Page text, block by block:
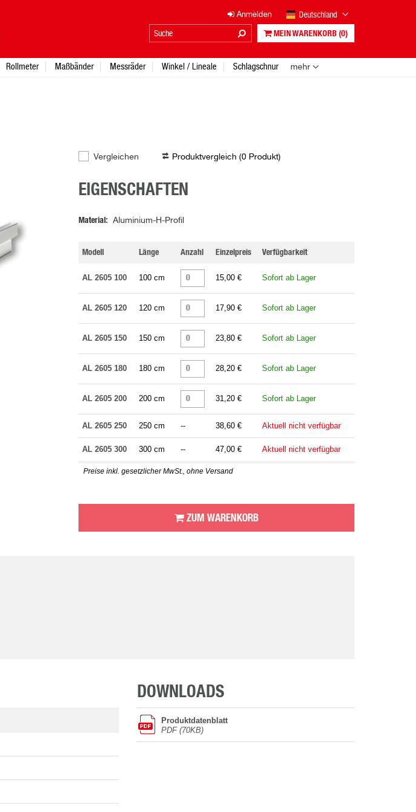
Vergleichen Produktvergleich (0 Produkt)
EIGENSCHAFTEN
Material Aluminium-H-Profil
Modell Länge Anzahl Einzelpreis Verfügbarkeit
AL 2605 100 100 cm 15,00 € Sofort ab Lager
AL 2605 120 120 cm 17,90 € Sofort ab Lager
AL 2605 150 150 cm 23,80 € Sofort ab Lager
AL 2605 180 180 cm 28,20 € Sofort ab Lager
AL 2605 200 200 cm 31,20 € Sofort ab Lager
AL 2605 250 250 cm -- 38,60 € Aktuell nicht verfügbar
AL 2605 300 300 cm -- 47,00 € Aktuell nicht verfügbar
Preise inkl. gesetzlicher MwSt., ohne Versand
ZUM WARENKORB
DOWNLOADS
Produktdatenblatt
PDF (70KB)
Anmelden Deutschland
MEIN WARENKORB (0)
Rollmeter Maßbänder Messräder Winkel / Lineale Schlagschnur mehr